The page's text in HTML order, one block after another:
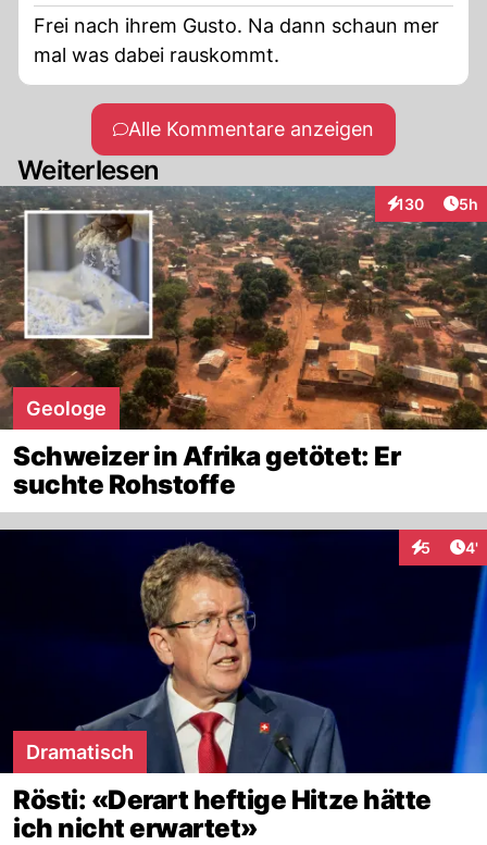
Frei nach ihrem Gusto. Na dann schaun mer
mal was dabei rauskommt.
Alle Kommentare anzeigen
Weiterlesen
130
Interaktionen
5h
Geologe
Schweizer in Afrika getötet: Er
suchte Rohstoffe
5 4'
Dramatisch
Rösti: «Derart heftige Hitze hätte
ich nicht erwartet»